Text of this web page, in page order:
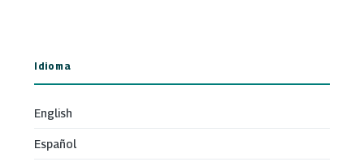
Idioma
English
Español